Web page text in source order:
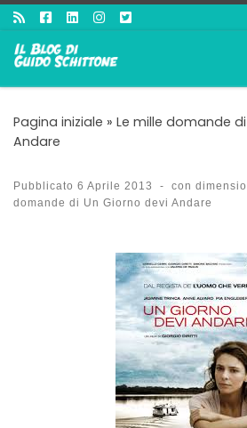
Passa al contenuto
Pagina iniziale » Le mille domande
Andare
Pubblicato 6 Aprile 2013 - con
domande di Un Giorno devi Andare
Navigazione